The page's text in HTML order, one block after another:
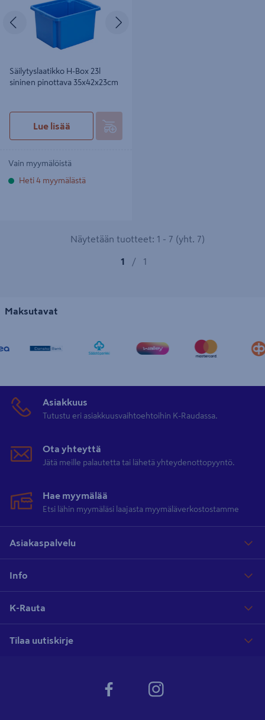
Edellinen
Säilytyslaatikko H-Box 23l
sininen pinottava 35x42x23cm
Lue lisää
Vain myymälöistä
Heti 4 myymälästä
Näytetään tuotteet: 1 - 7 (yht. 7)
1 / 1
Maksutavat
Asiakkuus
Tutustu eri asiakkuusvaihtoehtoihin K-Raudassa.
Ota yhteyttä
Jätä meille palautetta tai lähetä yhteydenottopyyntö.
Hae myymälää
Etsi lähin myymäläsi laajasta myymäläverkostostamme
Asiakaspalvelu
Info
K-Rauta
Tilaa uutiskirje